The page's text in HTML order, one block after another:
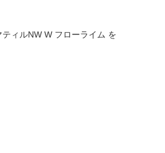
ィルNW W フローライム を